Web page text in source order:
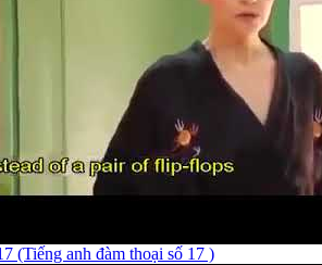
(Tiếng anh đàm thoại số 17 )